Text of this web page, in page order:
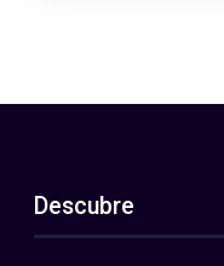
Descubre